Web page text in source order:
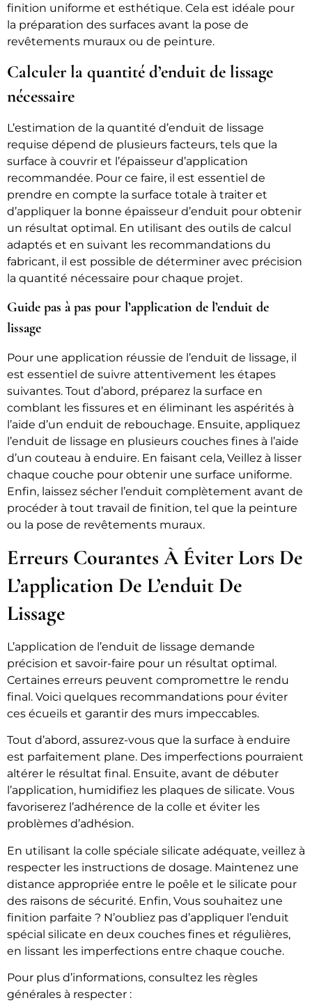
finition uniforme et esthétique. Cela est idéale pour
la préparation des surfaces avant la pose de
revêtements muraux ou de peinture.
Calculer la quantité d’enduit de lissage
nécessaire
L’estimation de la quantité d’enduit de lissage
requise dépend de plusieurs facteurs, tels que la
surface à couvrir et l’épaisseur d’application
recommandée. Pour ce faire, il est essentiel de
prendre en compte la surface totale à traiter et
d’appliquer la bonne épaisseur d’enduit pour obtenir
un résultat optimal. En utilisant des outils de calcul
adaptés et en suivant les recommandations du
fabricant, il est possible de déterminer avec précision
la quantité nécessaire pour chaque projet.
Guide pas à pas pour l’application de l’enduit de
lissage
Pour une application réussie de l’enduit de lissage, il
est essentiel de suivre attentivement les étapes
suivantes. Tout d’abord, préparez la surface en
comblant les fissures et en éliminant les aspérités à
l’aide d’un enduit de rebouchage. Ensuite, appliquez
l’enduit de lissage en plusieurs couches fines à l’aide
d’un couteau à enduire. En faisant cela, Veillez à lisser
chaque couche pour obtenir une surface uniforme.
Enfin, laissez sécher l’enduit complètement avant de
procéder à tout travail de finition, tel que la peinture
ou la pose de revêtements muraux.
Erreurs Courantes À Éviter Lors De
L’application De L’enduit De
Lissage
L’application de l’enduit de lissage demande
précision et savoir-faire pour un résultat optimal.
Certaines erreurs peuvent compromettre le rendu
final. Voici quelques recommandations pour éviter
ces écueils et garantir des murs impeccables.
Tout d’abord, assurez-vous que la surface à enduire
est parfaitement plane. Des imperfections pourraient
altérer le résultat final. Ensuite, avant de débuter
l’application, humidifiez les plaques de silicate. Vous
favoriserez l’adhérence de la colle et éviter les
problèmes d’adhésion.
En utilisant la colle spéciale silicate adéquate, veillez à
respecter les instructions de dosage. Maintenez une
distance appropriée entre le poêle et le silicate pour
des raisons de sécurité. Enfin, Vous souhaitez une
finition parfaite ? N’oubliez pas d’appliquer l’enduit
spécial silicate en deux couches fines et régulières,
en lissant les imperfections entre chaque couche.
Pour plus d’informations, consultez les règles
générales à respecter :